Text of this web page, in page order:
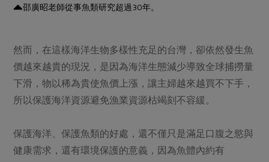
邵廣昭老師從事魚類研究超過30年。
然而，在這樣海洋生物多樣性充足的台灣，卻依然發生魚
價越來越貴的現況，是因為海洋生態減少導致全球捕撈量
下滑，物以稀為貴使魚價上漲，讓主婦越來越買不下手，
所以保護海洋資源避免漁業資源枯竭刻不容緩。
保護海洋、保護魚類的好處，還不僅只是滿足口腹之慾與
健康需求，還有環境保護的意義，因為魚體內約有